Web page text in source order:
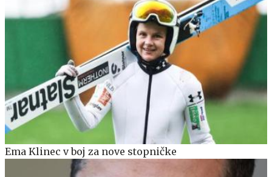
Ema Klinec v boj za nove stopničke